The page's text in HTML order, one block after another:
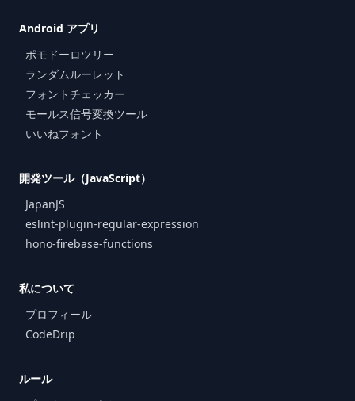
Android アプリ
ポモドーロツリー
ランダムルーレット
フォントチェッカー
モールス信号変換ツール
いいねフォント
開発ツール（JavaScript）
JapanJS
eslint-plugin-regular-expression
hono-firebase-functions
私について
プロフィール
CodeDrip
ルール